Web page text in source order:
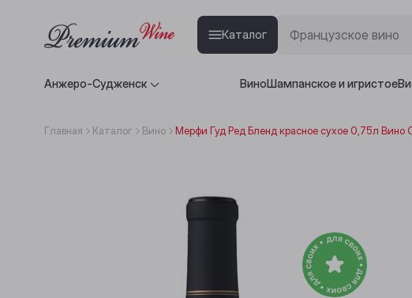
Каталог
Анжеро-Судженск ВиноШампанское и игристое
Главная Каталог Вино Мерфи Гуд Ред Бленд красное сухое 0,75л Вино